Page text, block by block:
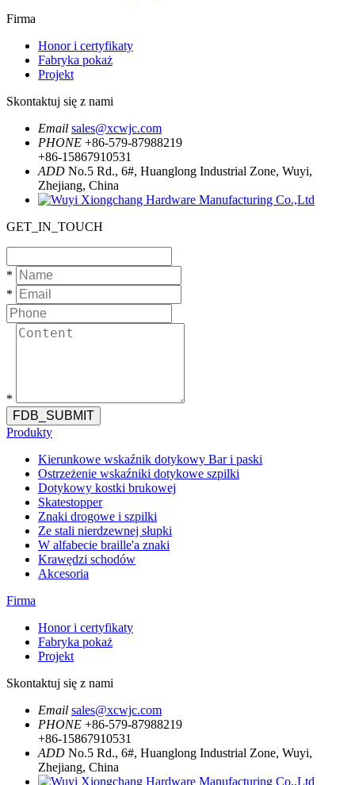
Firma
Honor i certyfikaty
Fabryka pokaż
Projekt
Skontaktuj się z nami
Email sales@xcwjc.com
PHONE +86-579-87988219
+86-15867910531
ADD No.5 Rd., 6#, Huanglong Industrial Zone, Wuyi,
Zhejiang, China
GET_IN_TOUCH
*
*
*
FDB_SUBMIT
Produkty
Kierunkowe wskaźnik dotykowy Bar i paski
Ostrzeżenie wskaźniki dotykowe szpilki
Dotykowy kostki brukowej
Skatestopper
Znaki drogowe i szpilki
Ze stali nierdzewnej słupki
W alfabecie braille'a znaki
Krawędzi schodów
Akcesoria
Firma
Honor i certyfikaty
Fabryka pokaż
Projekt
Skontaktuj się z nami
Email sales@xcwjc.com
PHONE +86-579-87988219
+86-15867910531
ADD No.5 Rd., 6#, Huanglong Industrial Zone, Wuyi,
Zhejiang, China